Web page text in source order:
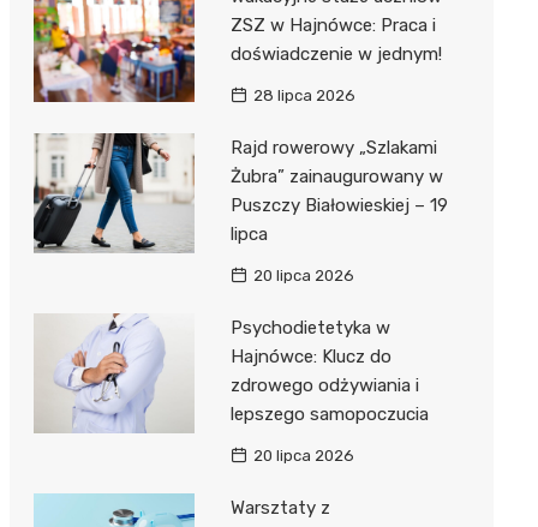
ZSZ w Hajnówce: Praca i
doświadczenie w jednym!
28 lipca 2026
Rajd rowerowy „Szlakami
Żubra” zainaugurowany w
Puszczy Białowieskiej – 19
lipca
20 lipca 2026
Psychodietetyka w
Hajnówce: Klucz do
zdrowego odżywiania i
lepszego samopoczucia
20 lipca 2026
Warsztaty z